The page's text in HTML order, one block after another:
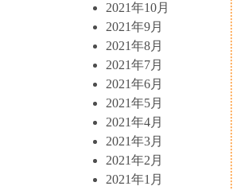
2021年10月
2021年9月
2021年8月
2021年7月
2021年6月
2021年5月
2021年4月
2021年3月
2021年2月
2021年1月